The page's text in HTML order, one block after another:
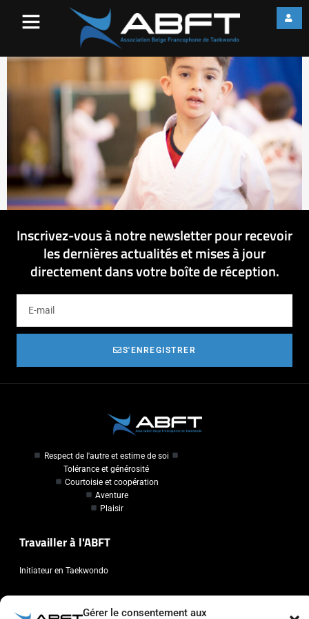
Gérer le consentement aux
Inscrivez-vous à notre newsletter pour recevoir
les dernières actualités et mises à jour
directement dans votre boîte de réception.
S'ENREGISTRER
Respect de l'autre et estime de soi
Tolérance et générosité
Courtoisie et coopération
Aventure
Plaisir
Travailler à l'ABFT
Initiateur en Taekwondo